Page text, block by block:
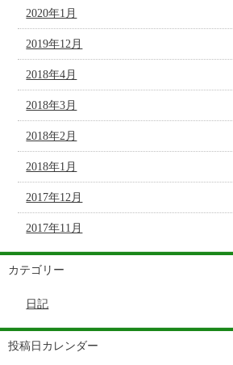
2020年1月
2019年12月
2018年4月
2018年3月
2018年2月
2018年1月
2017年12月
2017年11月
カテゴリー
日記
投稿日カレンダー